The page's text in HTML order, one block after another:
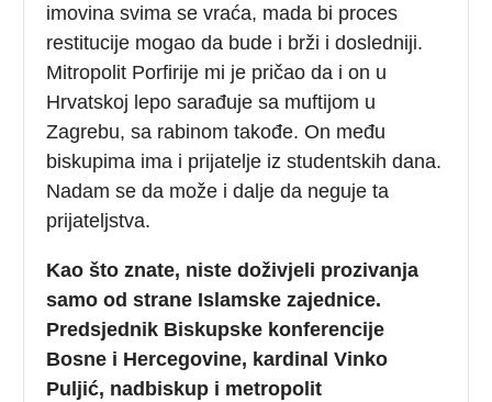
imovina svima se vraća, mada bi proces
restitucije mogao da bude i brži i dosledniji.
Mitropolit Porfirije mi je pričao da i on u
Hrvatskoj lepo sarađuje sa muftijom u
Zagrebu, sa rabinom takođe. On među
biskupima ima i prijatelje iz studentskih dana.
Nadam se da može i dalje da neguje ta
prijateljstva.
Kao što znate, niste doživjeli prozivanja
samo od strane Islamske zajednice.
Predsjednik Biskupske konferencije
Bosne i Hercegovine, kardinal Vinko
Puljić, nadbiskup i metropolit